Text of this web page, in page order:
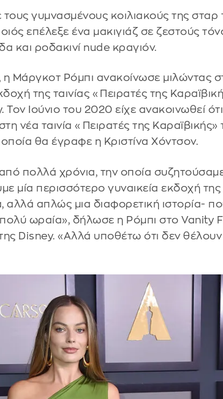
γυμνασμένους κοιλιακούς της σταρ
επέλεξε ένα μακιγιάζ σε ζεστούς
και ροδακινί nude κραγιόν.
η Μάργκοτ Ρόμπι ανακοίνωσε μιλώντας
της ταινίας «Πειρατές της
Τον Ιούνιο του 2020 είχε ανακοινωθεί
νέα ταινία «Πειρατές της Καραϊβικής»
θα έγραφε η Κριστίνα Χόντσον.
από πολλά χρόνια, την οποία
μία περισσότερο γυναικεία εκδοχή της
αλλά απλώς μια διαφορετική ιστορία-
πολύ ωραία», δήλωσε η Ρόμπι στο Vanity
της Disney. «Αλλά υποθέτω ότι δεν